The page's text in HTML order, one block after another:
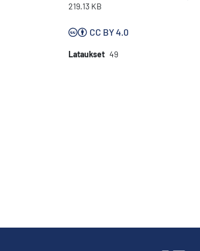
219.13 KB
CC BY 4.0
Lataukset 49